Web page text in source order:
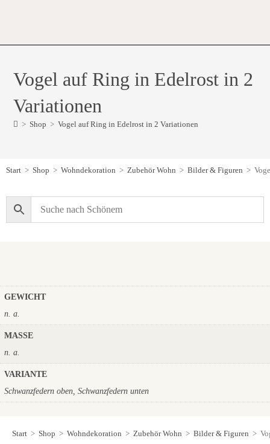
Vogel auf Ring in Edelrost in 2
Variationen
> Shop > Vogel auf Ring in Edelrost in 2 Variationen
Start > Shop > Wohndekoration > Zubehör Wohn > Bilder & Figuren >
GEWICHT
n. a.
MASSE
n. a.
VARIANTE
Schwanzfedern oben, Schwanzfedern unten
Start > Shop > Wohndekoration > Zubehör Wohn > Bilder & Figuren >